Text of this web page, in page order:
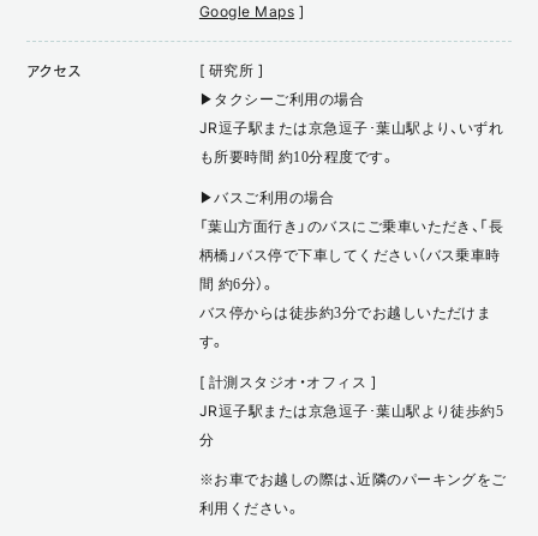
Google Maps ]
アクセス
[ 研究所 ]
▶タクシーご利用の場合
JR逗子駅または京急逗子･葉山駅より、いずれ
も所要時間 約10分程度です。
▶バスご利用の場合
「葉山方面行き」のバスにご乗車いただき、「長
柄橋」バス停で下車してください（バス乗車時
間 約6分）。
バス停からは徒歩約3分でお越しいただけま
す。
[ 計測スタジオ・オフィス ]
JR逗子駅または京急逗子･葉山駅より徒歩約5
分
※お車でお越しの際は、近隣のパーキングをご
利用ください。